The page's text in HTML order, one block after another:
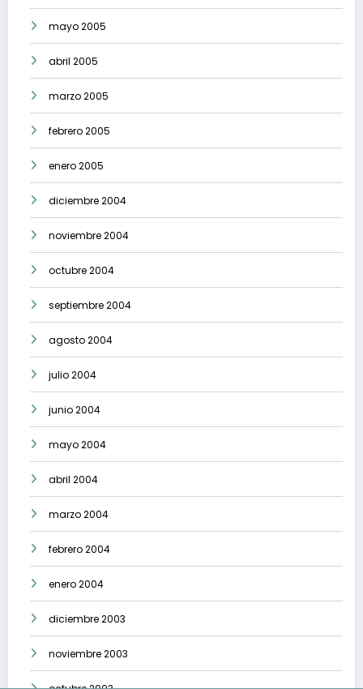
mayo 2005
abril 2005
marzo 2005
febrero 2005
enero 2005
diciembre 2004
noviembre 2004
octubre 2004
septiembre 2004
agosto 2004
julio 2004
junio 2004
mayo 2004
abril 2004
marzo 2004
febrero 2004
enero 2004
diciembre 2003
noviembre 2003